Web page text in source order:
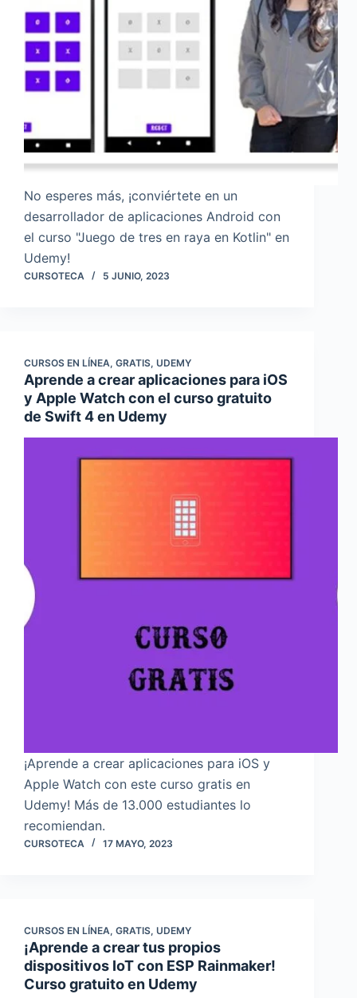
No esperes más, ¡conviértete en un
desarrollador de aplicaciones Android con
el curso "Juego de tres en raya en Kotlin" en
Udemy!
CURSOTECA 5 JUNIO, 2023
CURSOS EN LÍNEA, GRATIS, UDEMY
Aprende a crear aplicaciones para iOS
y Apple Watch con el curso gratuito
de Swift 4 en Udemy
¡Aprende a crear aplicaciones para iOS y
Apple Watch con este curso gratis en
Udemy! Más de 13.000 estudiantes lo
recomiendan.
CURSOTECA 17 MAYO, 2023
CURSOS EN LÍNEA, GRATIS, UDEMY
¡Aprende a crear tus propios
dispositivos IoT con ESP Rainmaker!
Curso gratuito en Udemy